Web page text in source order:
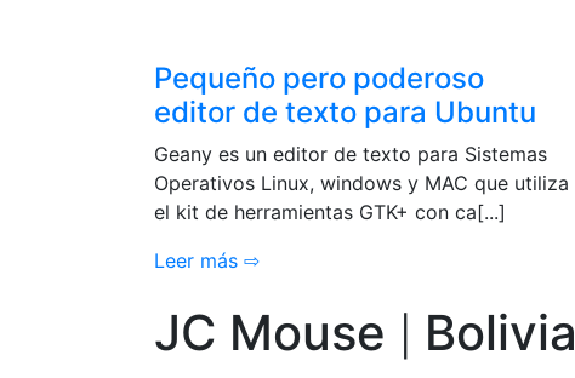
Pequeño pero poderoso
editor de texto para Ubuntu
Geany es un editor de texto para Sistemas
Operativos Linux, windows y MAC que utiliza
el kit de herramientas GTK+ con ca[...]
Leer más ⇨
JC Mouse Bolivia